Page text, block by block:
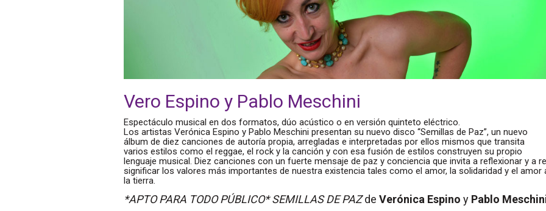
Vero Espino y Pablo Meschini
Espectáculo musical en dos formatos, dúo acústico o en versión quinteto eléctrico.
Los artistas Verónica Espino y Pablo Meschini presentan su nuevo disco “Semillas de Paz”, un nuevo
álbum de diez canciones de autoría propia, arregladas e interpretadas por ellos mismos que transita
varios estilos como el reggae, el rock y la canción y con esa fusión de estilos construyen su propio
lenguaje musical. Diez canciones con un fuerte mensaje de paz y conciencia que invita a reflexionar y a
significar los valores más importantes de nuestra existencia tales como el amor, la solidaridad y el amor
la tierra.
*APTO PARA TODO PÚBLICO* SEMILLAS DE PAZde Verónica Espino y Pablo